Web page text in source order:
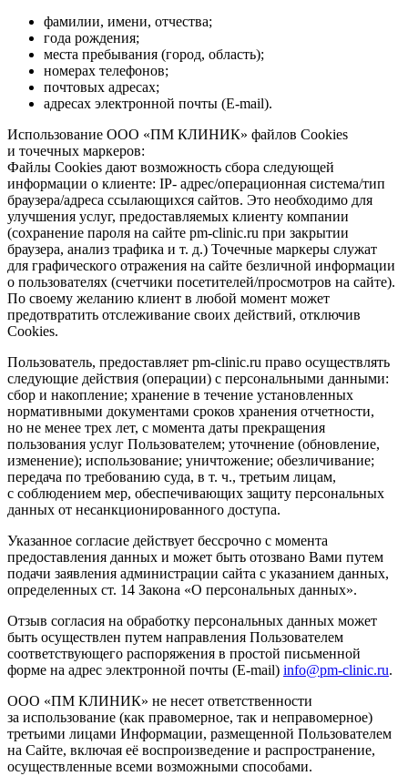
фамилии, имени, отчества;
года рождения;
места пребывания (город, область);
номерах телефонов;
почтовых адресах;
адресах электронной почты (E-mail).
Использование ООО «ПМ КЛИНИК» файлов Cookies
и точечных маркеров:
Файлы Cookies дают возможность сбора следующей
информации о клиенте: IP- адрес/операционная система/тип
браузера/адреса ссылающихся сайтов. Это необходимо для
улучшения услуг, предоставляемых клиенту компании
(сохранение пароля на сайте pm-clinic.ru при закрытии
браузера, анализ трафика и т. д.) Точечные маркеры служат
для графического отражения на сайте безличной информации
о пользователях (счетчики посетителей/просмотров на сайте).
По своему желанию клиент в любой момент может
предотвратить отслеживание своих действий, отключив
Cookies.
Пользователь, предоставляет pm-clinic.ru право осуществлять
следующие действия (операции) с персональными данными:
сбор и накопление; хранение в течение установленных
нормативными документами сроков хранения отчетности,
но не менее трех лет, с момента даты прекращения
пользования услуг Пользователем; уточнение (обновление,
изменение); использование; уничтожение; обезличивание;
передача по требованию суда, в т. ч., третьим лицам,
с соблюдением мер, обеспечивающих защиту персональных
данных от несанкционированного доступа.
Указанное согласие действует бессрочно с момента
предоставления данных и может быть отозвано Вами путем
подачи заявления администрации сайта с указанием данных,
определенных ст. 14 Закона «О персональных данных».
Отзыв согласия на обработку персональных данных может
быть осуществлен путем направления Пользователем
соответствующего распоряжения в простой письменной
форме на адрес электронной почты (E-mail) info@pm-clinic.ru.
ООО «ПМ КЛИНИК» не несет ответственности
за использование (как правомерное, так и неправомерное)
третьими лицами Информации, размещенной Пользователем
на Сайте, включая её воспроизведение и распространение,
осуществленные всеми возможными способами.